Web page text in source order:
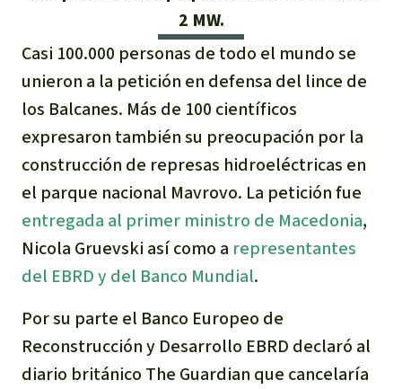
Prensa
Banners Salva la Selva
Widget Salva la Selva
Madera tropical
Biodiversidad
Derechos de la Naturaleza
Bioenergía
Agua
Metales
Minería
40 años Salva la Selva
En los Medios
FAQ
Transparencia
Contacto
Español
Deutsch
Français
Italiano
Português
Indonesia
Donar para un tema
Bienestar animal
Defensa de la selva
Defensoras y defensores de la
selva
Donar para una región
Sudeste de Asia
África
Latinoamérica
2 MW.
Casi 100.000 personas de todo el mundo se
unieron a la petición en defensa del lince de
los Balcanes. Más de 100 científicos
expresaron también su preocupación por la
construcción de represas hidroeléctricas en
el parque nacional Mavrovo. La petición fue
entregada al primer ministro de Macedonia,
Nicola Gruevski así como a representantes
del EBRD y del Banco Mundial.
Por su parte el Banco Europeo de
Reconstrucción y Desarrollo EBRD declaró al
diario británico The Guardian que cancelaría